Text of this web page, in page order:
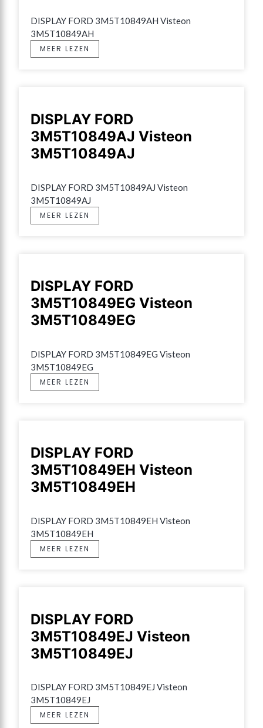
DISPLAY FORD 3M5T10849AH Visteon
3M5T10849AH
MEER LEZEN
DISPLAY FORD
3M5T10849AJ Visteon
3M5T10849AJ
DISPLAY FORD 3M5T10849AJ Visteon
3M5T10849AJ
MEER LEZEN
DISPLAY FORD
3M5T10849EG Visteon
3M5T10849EG
DISPLAY FORD 3M5T10849EG Visteon
3M5T10849EG
MEER LEZEN
DISPLAY FORD
3M5T10849EH Visteon
3M5T10849EH
DISPLAY FORD 3M5T10849EH Visteon
3M5T10849EH
MEER LEZEN
DISPLAY FORD
3M5T10849EJ Visteon
3M5T10849EJ
DISPLAY FORD 3M5T10849EJ Visteon
3M5T10849EJ
MEER LEZEN